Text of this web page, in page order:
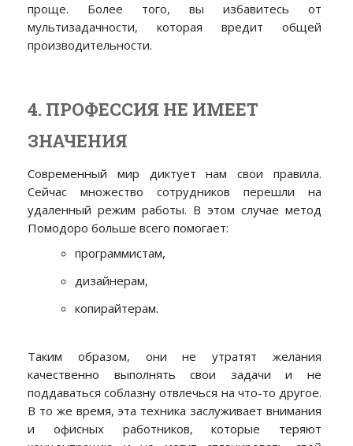
проще. Более того, вы избавитесь от
мультизадачности, которая вредит общей
производительности.
4. ПРОФЕССИЯ НЕ ИМЕЕТ
ЗНАЧЕНИЯ
Современный мир диктует нам свои правила.
Сейчас множество сотрудников перешли на
удаленный режим работы. В этом случае метод
Помодоро больше всего помогает:
программистам,
дизайнерам,
копирайтерам.
Таким образом, они не утратят желания
качественно выполнять свои задачи и не
поддаваться соблазну отвлечься на что-то другое.
В то же время, эта техника заслуживает внимания
и офисных работников, которые теряют